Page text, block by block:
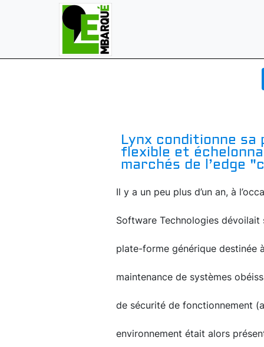
Lynx conditionne
flexible et
marchés de l’edge
Il y a un peu plus d’un an, à
Software Technologies dévoilait
plate-forme générique destinée
maintenance de systèmes
de sécurité de fonctionnement
environnement était alors